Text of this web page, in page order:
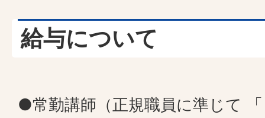
給与について
●常勤講師（正規職員に準じて